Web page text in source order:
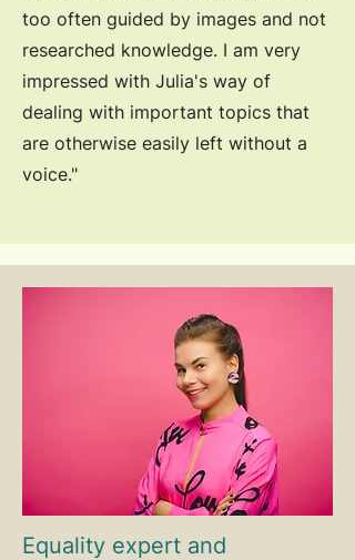
too often guided by images and not
researched knowledge. I am very
impressed with Julia's way of
dealing with important topics that
are otherwise easily left without a
voice."
Equality expert and